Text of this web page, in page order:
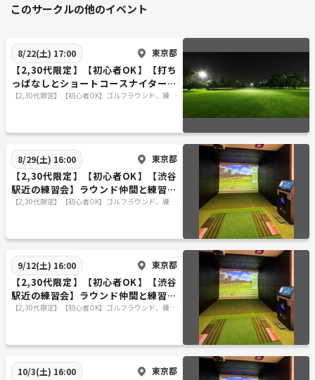
このサークルの他のイベント
8/22(土) 17:00 東京都
【2,30代限定】【初心者OK】【打ち
っぱなしとショートコースナイター】
ラウンド仲間と練習仲間作る会、特別
【2,30代限定】【初心者OK】ゴルフラウンド、練習
8/29(土) 16:00 東京都
【2,30代限定】【初心者OK】【渋谷
駅近の練習会】ラウンド仲間と練習仲
間作る会で楽しむ特別なイベント✨
【2,30代限定】【初心者OK】ゴルフラウンド、練習
9/12(土) 16:00 東京都
【2,30代限定】【初心者OK】【渋谷
駅近の練習会】ラウンド仲間と練習仲
間作る会で楽しむ特別なイベント✨
【2,30代限定】【初心者OK】ゴルフラウンド、練習
10/3(土) 16:00 東京都